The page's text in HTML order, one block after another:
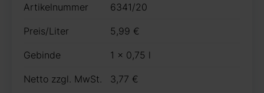
Artikelnummer 6341/20
Preis/Liter 5,99 €
Gebinde 1 x 0,75 l
Netto zzgl. MwSt. 3,77 €